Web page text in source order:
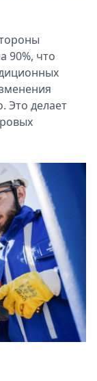
90%, что
Это делает